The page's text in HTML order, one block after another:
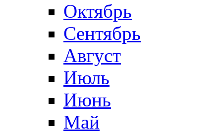
Октябрь
Сентябрь
Август
Июль
Июнь
Май